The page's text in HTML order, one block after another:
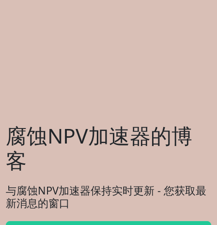
腐蚀NPV加速器的博
客
与腐蚀NPV加速器保持实时更新 - 您获取最
新消息的窗口